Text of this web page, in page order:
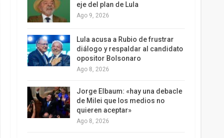
eje del plan de Lula
Ago 9, 2026
Lula acusa a Rubio de frustrar
diálogo y respaldar al candidato
opositor Bolsonaro
Ago 8, 2026
Jorge Elbaum: «hay una debacle
de Milei que los medios no
quieren aceptar»
Ago 8, 2026